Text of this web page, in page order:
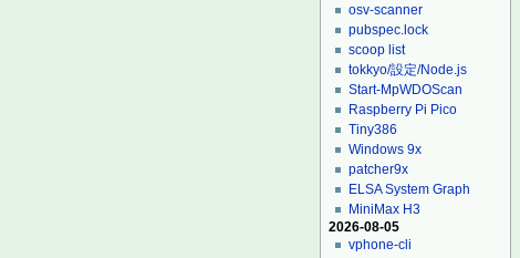
osv-scanner
pubspec.lock
scoop list
tokkyo/設定/Node.js
Start-MpWDOScan
Raspberry Pi Pico
Tiny386
Windows 9x
patcher9x
ELSA System Graph
MiniMax H3
2026-08-05
vphone-cli